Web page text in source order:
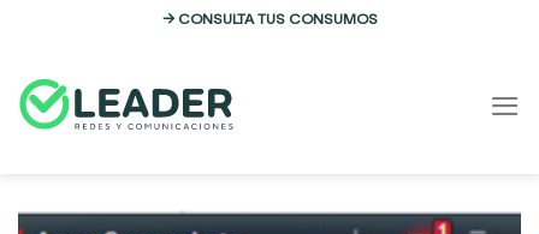
content
→ CONSULTA TUS CONSUMOS